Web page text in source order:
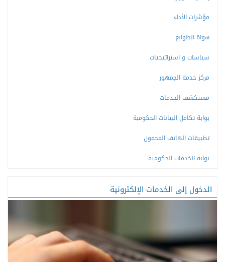
مؤشرات الأداء
هواة الطوابع
سياسات و استراتيجيات
مركز خدمة الجمهور
مستكشف الخدمات
بوابة تكامل البيانات الحكومبة
تطبيقات الهاتف المحمول
بوابة الخدمات الحكومية
الدخول إلى الخدمات الإلكترونية